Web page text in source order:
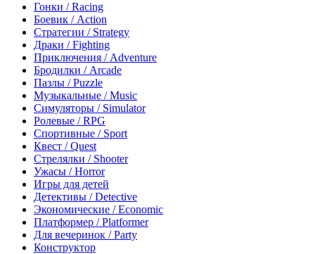
Гонки / Racing
Боевик / Action
Стратегии / Strategy
Драки / Fighting
Приключения / Adventure
Бродилки / Arcade
Пазлы / Puzzle
Музыкальные / Music
Симуляторы / Simulator
Ролевые / RPG
Спортивные / Sport
Квест / Quest
Стрелялки / Shooter
Ужасы / Horror
Игры для детей
Детективы / Detective
Экономические / Economic
Платформер / Platformer
Для вечеринок / Party
Конструктор